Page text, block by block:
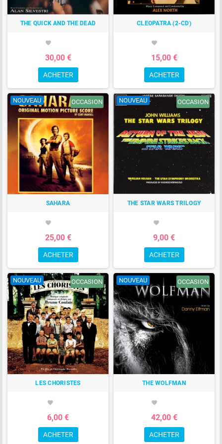
THE QUICK AND THE DEAD
favorite
30,00 €
ACHETER
CLEOPATRA (2-CD)
favorite
15,00 €
ACHETER
NOUVEAU OCCASION
SAHARA
favorite
25,00 €
ACHETER
NOUVEAU OCCASION
THE STAR WARS TRILOGY
favorite
9,00 €
ACHETER
NOUVEAU OCCASION
LES CHORISTES
favorite
6,00 €
ACHETER
NOUVEAU OCCASION
THE WOLFMAN
favorite
42,00 €
ACHETER